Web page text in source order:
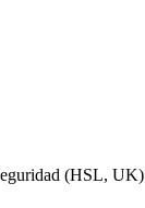
(HSL, UK)